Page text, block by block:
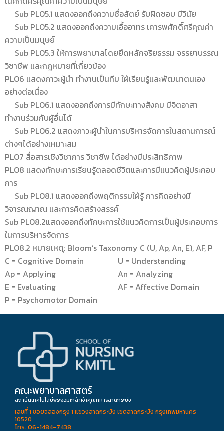
Sub PLO5.1 แสดงออกถึงความซื่อสัตย์ รับผิดชอบ มีวินัย
Sub PLO5.2 แสดงออกถึงความเอื้ออาทร เคารพศักดิ์ศรีคุณค่า
ความเป็นมนุษย์
Sub PLO5.3 ให้การพยาบาลโดยยึดหลักจริยธรรม จรรยาบรรณ
วิชาชีพ และกฎหมายที่เกี่ยวข้อง
PLO6 แสดงภาวะผู้นำ ทำงานเป็นทีม ใฝ่เรียนรู้และพัฒนาตนเอง
อย่างต่อเนื่อง
Sub PLO6.1 แสดงออกถึงการมีทักษะทางสังคม มีจิตอาสา
ทำงานร่วมกับผู้อื่นได้
Sub PLO6.2 แสดงภาวะผู้นำในการบริหารจัดการในสถานการณ์
ต่างๆได้อย่างเหมาะสม
PLO7 สื่อสารเชิงวิชาการ วิชาชีพ ได้อย่างมีประสิทธิภาพ
PLO8 แสดงทักษะการเรียนรู้ตลอดชีวิตและการมีแนวคิดผู้ประกอบ
การ
Sub PLO8.1 แสดงออกถึงพฤติกรรมใฝ่รู้ การคิดอย่างมี
วิจารณญาณ และการคิดสร้างสรรค์
Sub PLO8.2แสดงออกถึงทักษะการใช้แนวคิดการเป็นผู้ประกอบการ
ในการบริหารจัดการ
PLO8.2 หมายเหตุ: Bloom’s Taxonomy C (U, Ap, An, E), AF, P
C = Cognitive Domain U = Understanding
Ap = Applying An = Analyzing
E = Evaluating AF = Affective Domain
P = Psychomotor Domain
คณะพยาบาลศาสตร์
สถาบันเทคโนโลยีพระจอมเกล้าเจ้าคุณทหารลาดกระบัง
เลขที่ 1 ซอยฉลองกรุง 1 แขวงลาดกระบัง เขตลาดกระบัง กรุงเทพมหานคร
10520
โทร. 06-1484-7438